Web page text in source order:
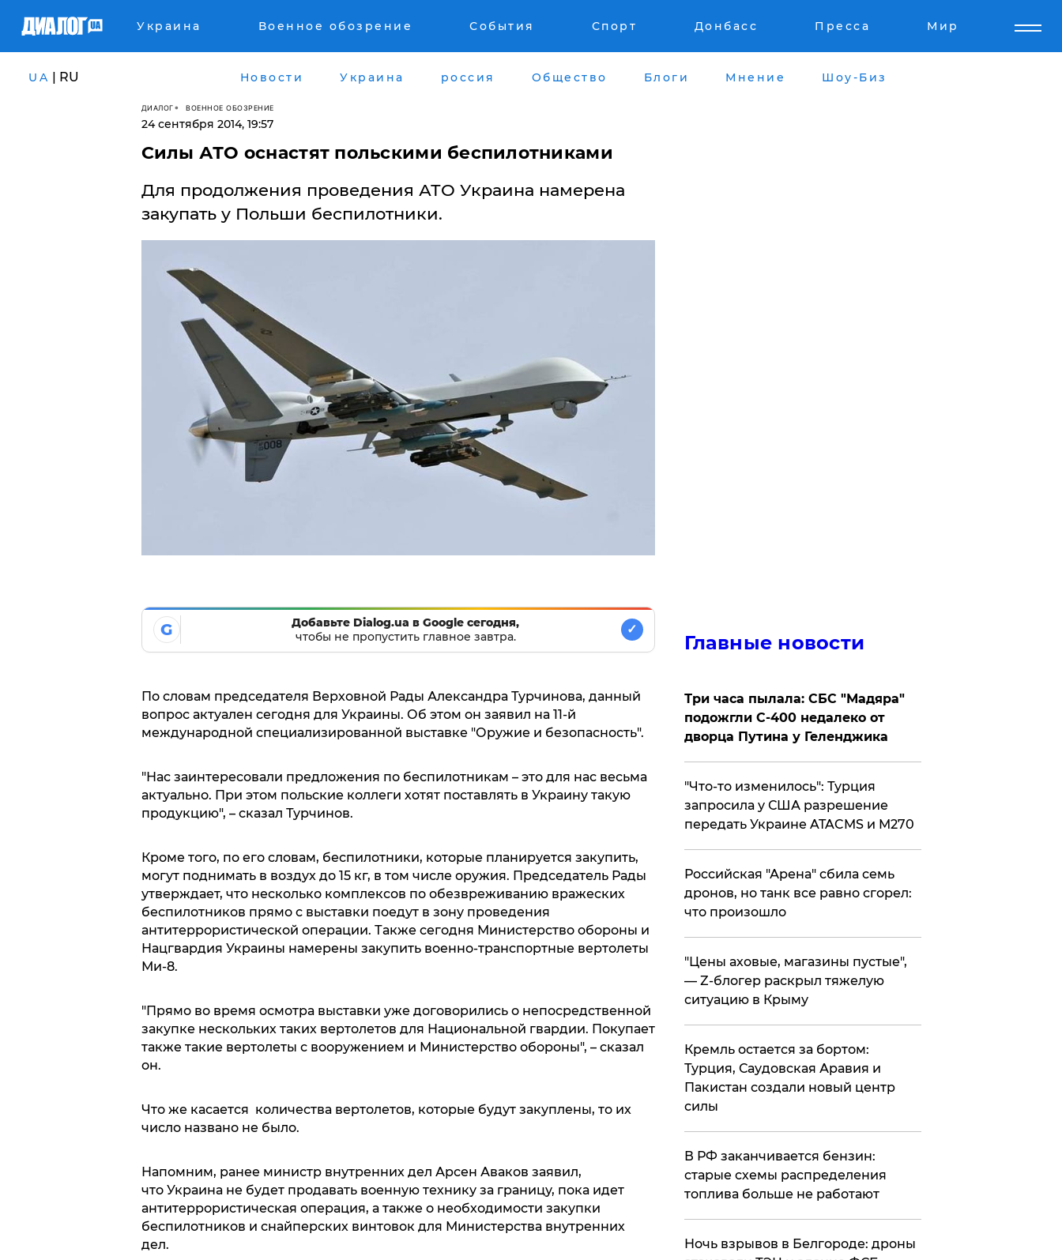
Украина Военное обозрение События Спорт Донбасс Пресса Мир
UA | RU Новости Украина россия Общество Блоги Мнение Шоу-Биз
ДИАЛОГ ВОЕННОЕ ОБОЗРЕНИЕ
24 сентября 2014, 19:57
Силы АТО оснастят польскими беспилотниками
Для продолжения проведения АТО ​Украина намерена
закупать у Польши беспилотники.
G
Добавьте Dialog.ua в Google сегодня,
чтобы не пропустить главное завтра.
✓
По словам председателя Верховной Рады Александра Турчинова, данный
вопрос актуален сегодня для Украины. Об этом он заявил на 11-й
международной специализированной выставке "Оружие и безопасность".
"Нас заинтересовали предложения по беспилотникам – это для нас весьма
актуально. При этом польские коллеги хотят поставлять в Украину такую
продукцию", – сказал Турчинов.
Кроме того, по его словам, беспилотники, которые планируется закупить,
могут поднимать в воздух до 15 кг, в том числе оружия. Председатель Рады
утверждает, что несколько комплексов по обезвреживанию вражеских
беспилотников прямо с выставки поедут в зону проведения
антитеррористической операции. Также сегодня Министерство обороны и
Нацгвардия Украины намерены закупить военно-транспортные вертолеты
Ми-8.
"Прямо во время осмотра выставки уже договорились о непосредственной
закупке нескольких таких вертолетов для Национальной гвардии. Покупает
также такие вертолеты с вооружением и Министерство обороны", – сказал
он.
Что же касается количества вертолетов, которые будут закуплены, то их
число названо не было.
Напомним, ранее министр внутренних дел Арсен Аваков заявил,
что Украина не будет продавать военную технику за границу, пока идет
антитеррористическая операция, а также о необходимости закупки
беспилотников и снайперских винтовок для Министерства внутренних
дел.
Главные новости
Три часа пылала: СБС "Мадяра"
подожгли С-400 недалеко от
дворца Путина у Геленджика
​"Что-то изменилось": Турция
запросила у США разрешение
передать Украине ATACMS и M270
​Российская "Арена" сбила семь
дронов, но танк все равно сгорел:
что произошло
​"Цены аховые, магазины пустые",
— Z-блогер раскрыл тяжелую
ситуацию в Крыму
​Кремль остается за бортом:
Турция, Саудовская Аравия и
Пакистан создали новый центр
силы
​В РФ заканчивается бензин:
старые схемы распределения
топлива больше не работают
​Ночь взрывов в Белгороде: дроны